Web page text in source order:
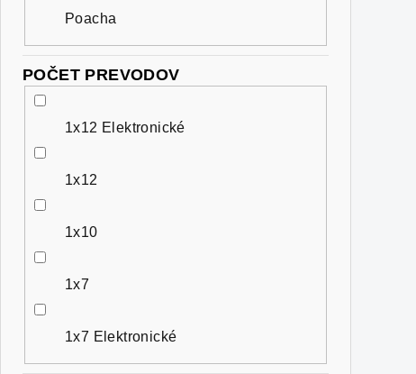
Poacha
POČET PREVODOV
1x12 Elektronické
1x12
1x10
1x7
1x7 Elektronické